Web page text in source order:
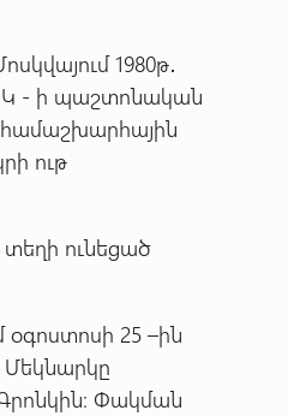
1980թ․
- ի պաշտոնական
համաշխարհային
ութ
ունեցած
25 –ին
Փակման